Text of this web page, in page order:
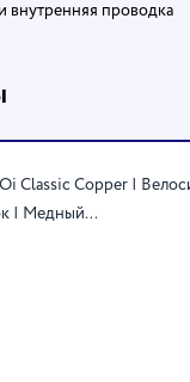
внутренняя проводка
Classic Copper |
| Медный...